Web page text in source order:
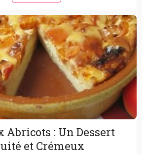
Abricots : Un Dessert
et Crémeux